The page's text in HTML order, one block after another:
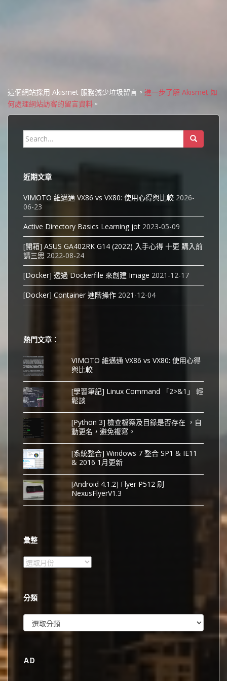
這個網站採用 Akismet 服務減少垃圾留言。 進一步了解 Akismet 如
何處理網站訪客的留言資料 。
Search
for:
近期文章
VIMOTO 維邁通 VX86 vs VX80: 使用心得與比較 2026-
06-23
Active Directory Basics Learning jot 2023-05-09
[開箱] ASUS GA402RK G14 (2022) 入手心得 十更 購入前
請三思 2022-08-24
[Docker] 透過 Dockerfile 來創建 Image 2021-12-17
[Docker] Container 進階操作 2021-12-04
熱門文章︰
VIMOTO 維邁通 VX86 vs VX80: 使用心得
與比較
[學習筆記] Linux Command 「2>&1」 輕
鬆談
[Python 3] 檢查檔案及目錄是否存在 ，自
動更名，避免複寫。
[系統整合] Windows 7 整合 SP1 & IE11
& 2016 1月更新
[Android 4.1.2] Flyer P512 刷
NexusFlyerV1.3
彙整
彙
分類
類
AD